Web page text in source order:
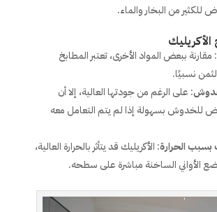
للكثير من البخار والماء.
: مقارنة ببعض المواد الأخرى، تعتبر المطابخ
نسبيًا.
: على الرغم من جودتها العالية، إلا أن
للخدوش بسهولة إذا لم يتم التعامل معه
الحرارة: الأكريليك قد يتأثر بالحرارة العالية،
الأواني الساخنة مباشرة على سطحه.